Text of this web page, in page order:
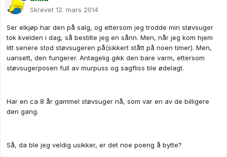
Skrevet 12. mars 2014
Ser elkjøp har den på salg, og ettersom jeg trodde min støvsuger
tok kvelden i dag, så bestilte jeg en sånn. Men, når jeg kom hjem
litt senere stod støvsugeren på(sikkert stått på noen timer). Men,
uansett, den fungerer. Antagelig gikk den bare varm, ettersom
støvsugerposen full av murpuss og sagfliss ble ødelagt.
Har en ca 8 år gammel støvsuger nå, som var en av de billigere
den gang.
Så, da ble jeg veldig usikker, er det noe poeng å bytte?